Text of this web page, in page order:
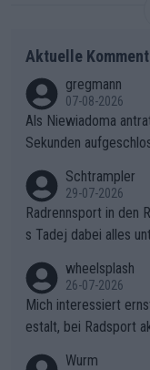
Aktuelle
gregmann
07-08-2026
Als Niewiadoma
Sekunden
ering die 7 Sekunden
d den Abstand hat
Fehler, der den Tour
Zögerlichkeit von
ntscheidende
um Gelben Trikot
t VentouxDie
ser Phase darauf,
Schtrampler
29-07-2026
Radrennsport in den
s Tadej dabei alles
ganze Team auch
olg teilzuhaben, ist
chen weit über den
wheelsplash
26-07-2026
Mich interessiert
estalt, bei Radsport
Wurm